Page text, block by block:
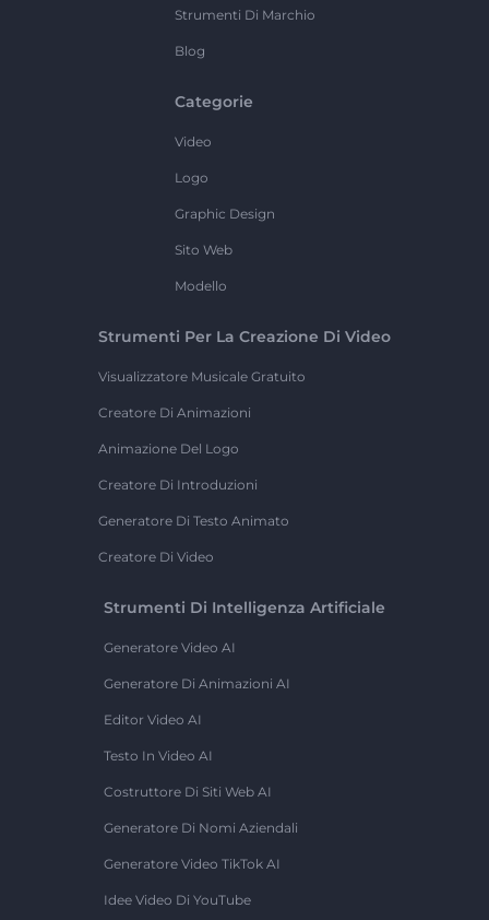
Strumenti Di Marchio
Blog
Categorie
Video
Logo
Graphic Design
Sito Web
Modello
Strumenti Per La Creazione Di Video
Visualizzatore Musicale Gratuito
Creatore Di Animazioni
Animazione Del Logo
Creatore Di Introduzioni
Generatore Di Testo Animato
Creatore Di Video
Strumenti Di Intelligenza Artificiale
Generatore Video AI
Generatore Di Animazioni AI
Editor Video AI
Testo In Video AI
Costruttore Di Siti Web AI
Generatore Di Nomi Aziendali
Generatore Video TikTok AI
Idee Video Di YouTube